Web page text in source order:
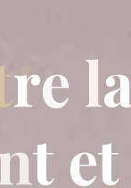
re la
t et